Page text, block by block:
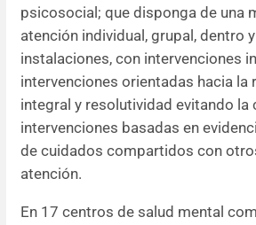
psicosocial; que disponga de una
atención individual, grupal, dentro
instalaciones, con intervenciones
intervenciones orientadas hacia la
integral y resolutividad evitando la
intervenciones basadas en
de cuidados compartidos con
atención.
En 17 centros de salud mental